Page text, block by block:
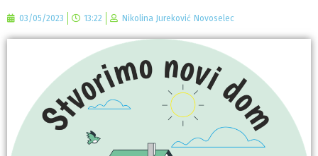
03/05/2023 13:22 Nikolina Jureković Novoselec